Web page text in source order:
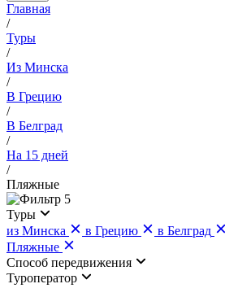
Главная
/
Туры
/
Из Минска
/
В Грецию
/
В Белград
/
На 15 дней
/
Пляжные
5
Туры
из Минска
в Грецию в Белград
Пляжные
Cпособ передвижения
Туроператор